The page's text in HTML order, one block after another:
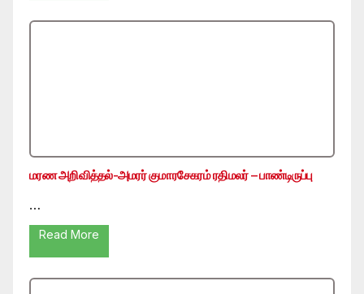
மரண அறிவித்தல்-அமரர் குமாரசேகரம் ரதிமலர் – பாண்டிருப்பு
…
Read More